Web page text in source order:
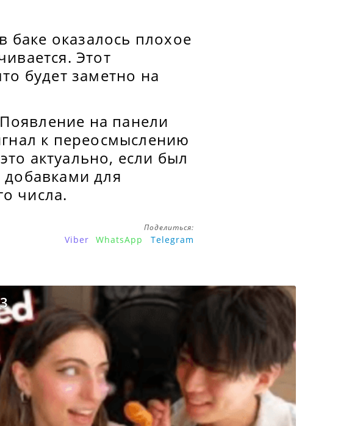
баке оказалось плохое
Этот
будет заметно на
Появление на панели
к переосмыслению
актуально, если был
добавками для
числа.
Поделиться:
Viber WhatsApp Telegram